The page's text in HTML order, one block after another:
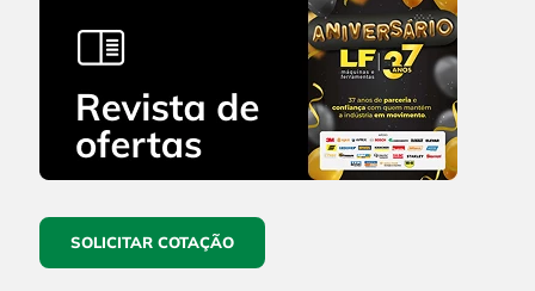
SOLICITAR COTAÇÃO